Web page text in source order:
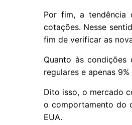
Por fim, a tendência
cotações. Nesse
fim de verificar as
Quanto às condições
regulares e apenas
Dito isso, o mercado
o comportamento do
EUA.